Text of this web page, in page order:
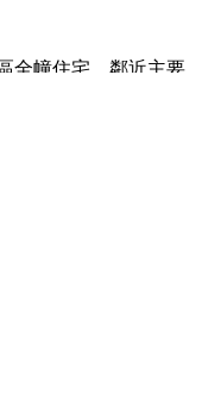
全幢住宅，鄰近主要